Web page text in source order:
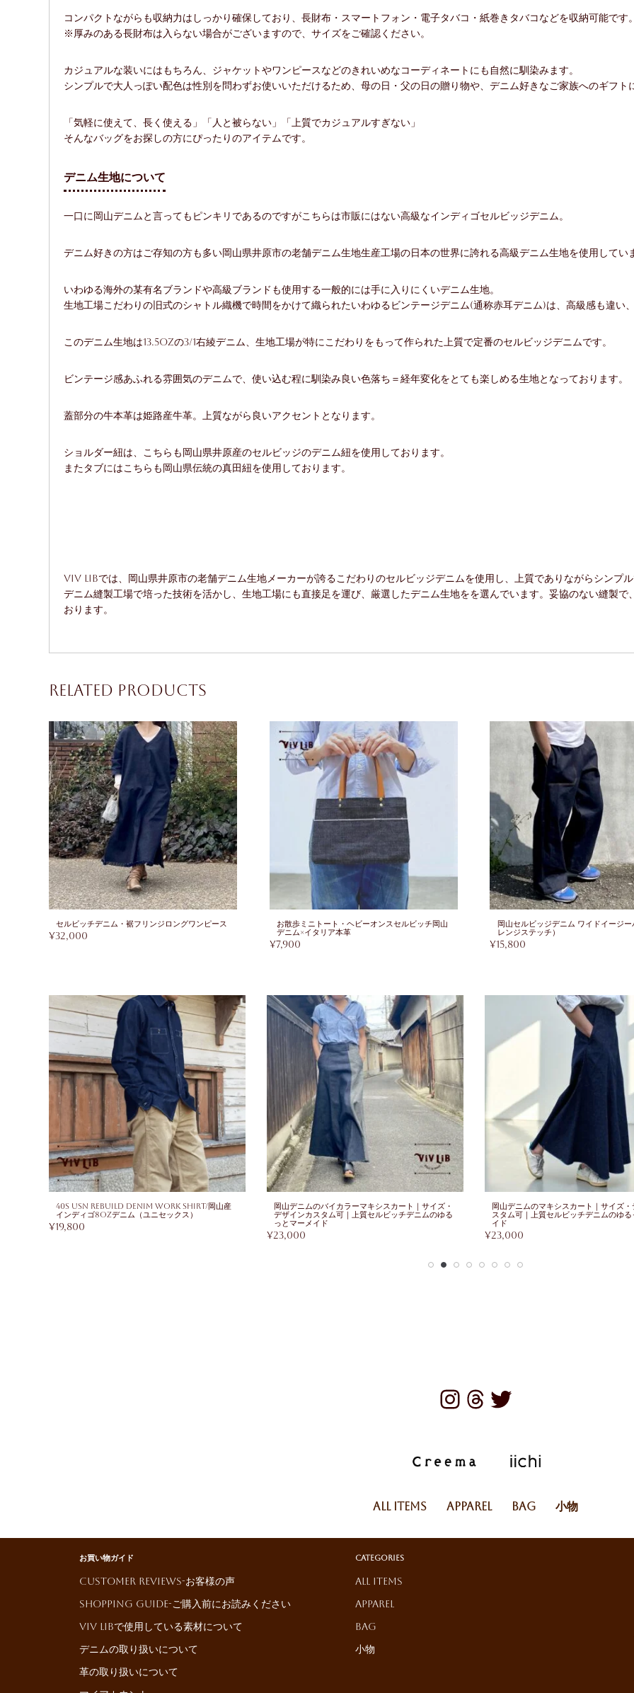
コンパクトながらも収納力はしっかり確保しており、長財布・スマートフォン・電子タバコ・紙巻きタバコなどを収納可能です。
※厚みのある長財布は入らない場合がございますので、サイズをご確認ください。
カジュアルな装いにはもちろん、ジャケットやワンピースなどのきれいめなコーディネートにも自然に馴染みます。
シンプルで大人っぽい配色は性別を問わずお使いいただけるため、母の日・父の日の贈り物や、デニム好きなご家族へのギフト
「気軽に使えて、長く使える」「人と被らない」「上質でカジュアルすぎない」
そんなバッグをお探しの方にぴったりのアイテムです。
デニム生地について
一口に岡山デニムと言ってもピンキリであるのですがこちらは市販にはない高級なインディゴセルビッジデニム。
デニム好きの方はご存知の方も多い岡山県井原市の老舗デニム生地生産工場の日本の世界に誇れる高級デニム生地を使用してい
いわゆる海外の某有名ブランドや高級ブランドも使用する一般的には手に入りにくいデニム生地。
生地工場こだわりの旧式のシャトル織機で時間をかけて織られたいわゆるビンテージデニム(通称赤耳デニム)は、高級感も違い
このデニム生地は13.5ozの3/1右綾デニム、生地工場が特にこだわりをもって作られた上質で定番のセルビッジデニムです。
ビンテージ感あふれる雰囲気のデニムで、使い込む程に馴染み良い色落ち＝経年変化をとても楽しめる生地となっております。
蓋部分の牛本革は姫路産牛革。上質ながら良いアクセントとなります。
ショルダー紐は、こちらも岡山県井原産のセルビッジのデニム紐を使用しております。
またタブにはこちらも岡山県伝統の真田紐を使用しております。
ViV LiBでは、岡山県井原市の老舗デニム生地メーカーが誇るこだわりのセルビッジデニムを使用し、上質でありながらシンプ
デニム縫製工場で培った技術を活かし、生地工場にも直接足を運び、厳選したデニム生地をを選んでいます。妥協のない縫製
おります。
Related products
セルビッチデニム・裾フリンジロングワンピース
¥32,000
お散歩ミニトート・ヘビーオンスセルビッチ岡山
デニム×イタリア本革
¥7,900
岡山セルビッジデニム ワイドイージー
レンジステッチ）
¥15,800
40s USN Rebuild Denim Work Shirt/岡山産
インディゴ8ozデニム（ユニセックス）
¥19,800
岡山デニムのバイカラーマキシスカート｜サイズ・
デザインカスタム可｜上質セルビッチデニムのゆる
っとマーメイド
¥23,000
岡山デニムのマキシスカート｜サイズ・
スタム可｜上質セルビッチデニムのゆる
イド
¥23,000
All Items Apparel Bag 小物
お買い物ガイド
Customer reviews-お客様の声
Shopping Guide-ご購入前にお読みください
ViV LiBで使用している素材について
デニムの取り扱いについて
革の取り扱いについて
Categories
All Items
Apparel
Bag
小物